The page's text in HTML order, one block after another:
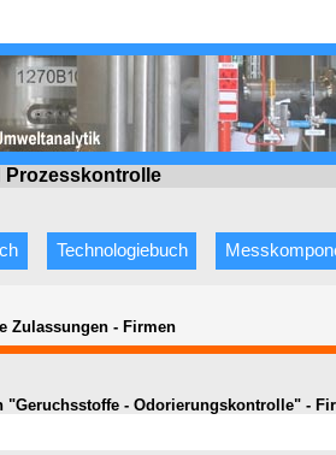
Prozesskontrolle
Technologiebuch
Zulassungen - Firmen
"Geruchsstoffe - Odorierungskontrolle" -